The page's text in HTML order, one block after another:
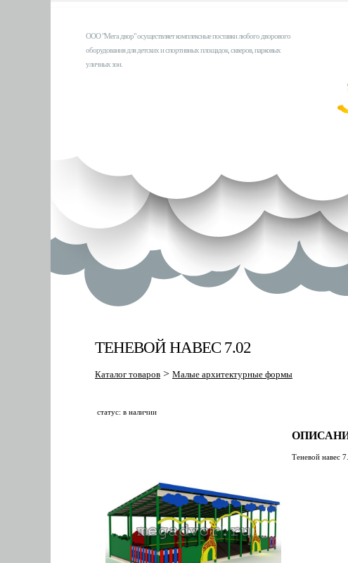
ООО "Мега двор" осуществляет комплексные поставки любого дворового
оборудования для детских и спортивных площадок, скверов, парковых
уличных зон.
ТЕНЕВОЙ НАВЕС 7.02
Каталог товаров > Малые архитектурные формы
статус: в наличии
Теневой навес